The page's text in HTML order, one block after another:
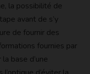
la possibilité de
avant de s’y
de fournir des
fournies par
base d’une